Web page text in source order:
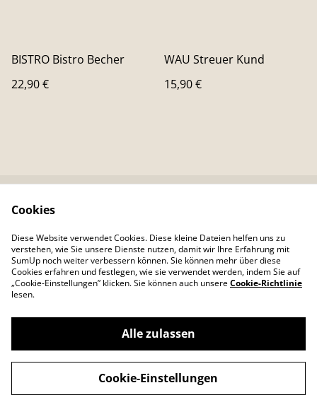
BISTRO Bistro Becher
22,90 €
WAU Streuer Kund
15,90 €
Kontaktieren Sie uns
Datenschutzbestimm
ungen von SumUp
Cookie-Richtlinie
©2026Colour Your Day
powered by
Cookies
Diese Website verwendet Cookies. Diese kleine Dateien helfen uns zu
verstehen, wie Sie unsere Dienste nutzen, damit wir Ihre Erfahrung mit
SumUp noch weiter verbessern können. Sie können mehr über diese
Cookies erfahren und festlegen, wie sie verwendet werden, indem Sie auf
„Cookie-Einstellungen” klicken. Sie können auch unsereCookie-Richtlinie
lesen.
Alle zulassen
Cookie-Einstellungen